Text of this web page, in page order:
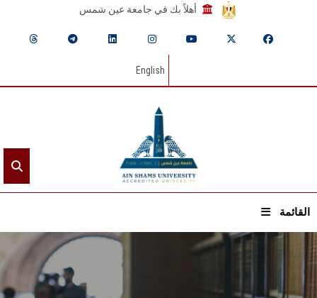
أهلاً بك في جامعة عين شمس
English
القائمة
الرئيسيـة
عن الجامعة